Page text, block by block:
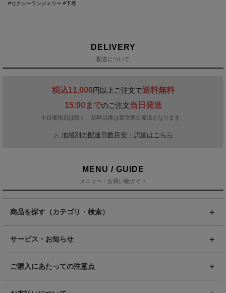
#セクシーランジェリー #下着
DELIVERY
配送について
税込11,000円以上ご注文で送料無料
15:00までのご注文当日発送
※日曜祝日は除く。15時以降は翌営業日発送となります。
＞ 地域別の配達日数目安・詳細はこちら
MENU / GUIDE
メニュー・お買い物ガイド
商品を探す（カテゴリ・検索）
サービス・お知らせ
ご購入にあたっての注意点